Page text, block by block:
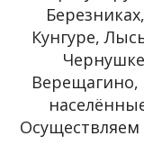
Кунгуре,
Верещагино,